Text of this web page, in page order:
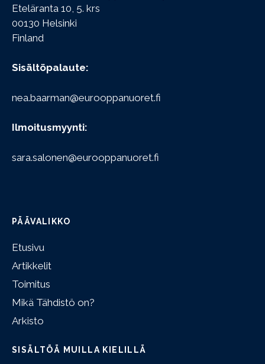
Eteläranta 10, 5. krs
00130 Helsinki
Finland
Sisältöpalaute:
nea.baarman@eurooppanuoret.fi
Ilmoitusmyynti:
sara.salonen@eurooppanuoret.fi
PÄÄVALIKKO
Etusivu
Artikkelit
Toimitus
Mikä Tähdistö on?
Arkisto
SISÄLTÖÄ MUILLA KIELILLÄ